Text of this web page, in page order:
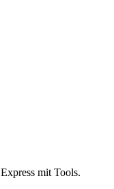
mit Tools.